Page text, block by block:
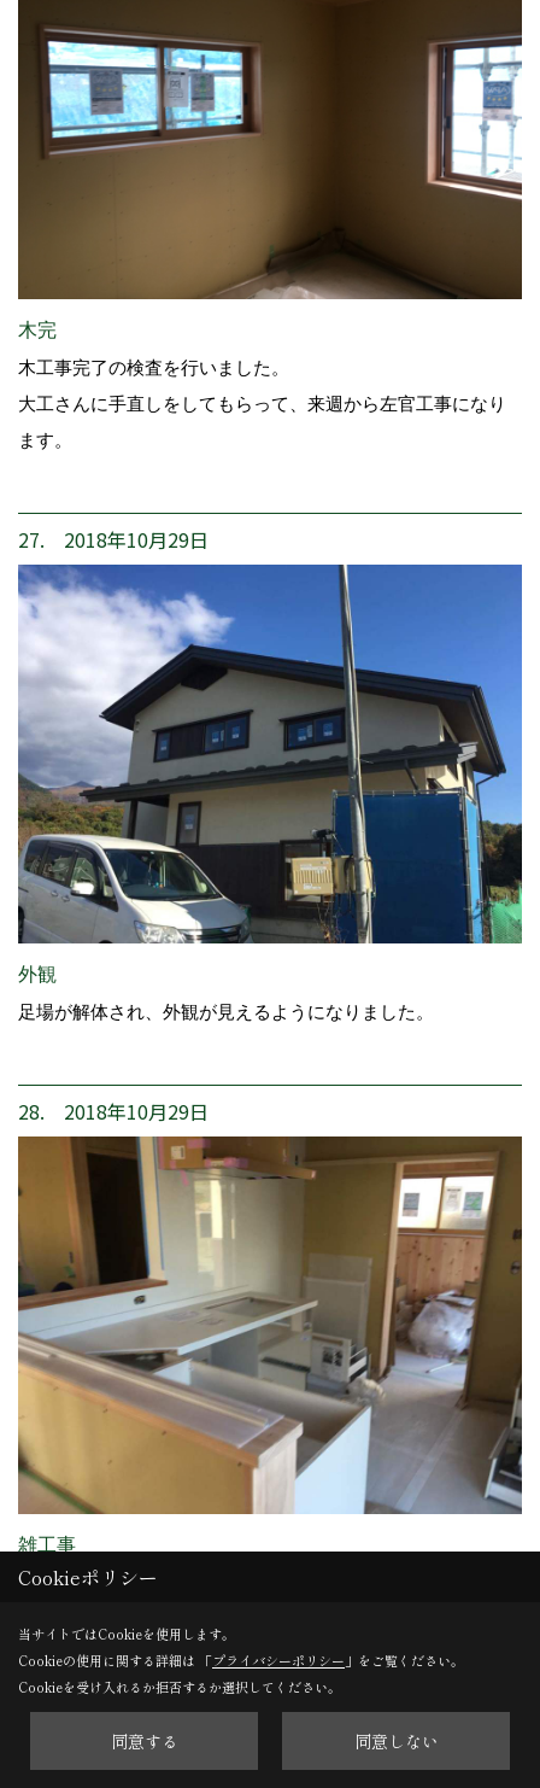
木完
木工事完了の検査を行いました。
大工さんに手直しをしてもらって、来週から左官工事になり
ます。
27. 2018年10月29日
外観
足場が解体され、外観が見えるようになりました。
28. 2018年10月29日
雑工事
キッチンの設置をしています。
29. 2018年10月29日
Cookieポリシー
当サイトではCookieを使用します。
Cookieの使用に関する詳細は 「プライバシーポリシー 」をご覧ください。
Cookieを受け入れるか拒否するか選択してください。
同意する 同意しない